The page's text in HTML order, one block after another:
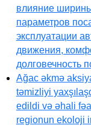
влияние
параметров
эксплуатации
движения,
долговечность
Ağac əkmə
təmizliyi
edildi və əhali
regionun ekoloji